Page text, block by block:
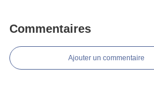
Commentaires
Ajouter un commentaire